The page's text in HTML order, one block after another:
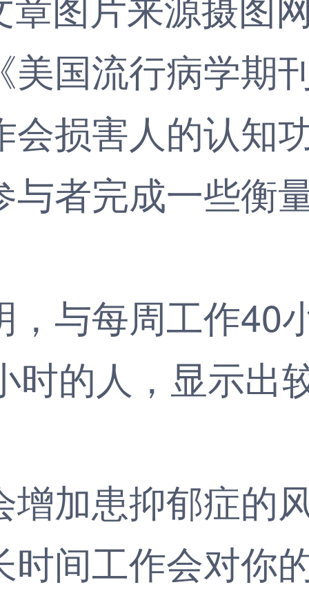
国流行病学期
损害人的认知功
者完成一些衡
与每周工作40
时的人，显示出
加患抑郁症的
间工作会对你